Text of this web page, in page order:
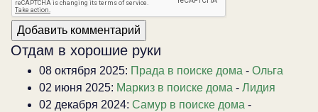
Отдам в хорошие руки
08 октября 2025: Прада в поиске дома - Ольга
02 июня 2025: Маркиз в поиске дома - Лидия
02 декабря 2024: Самур в поиске дома -